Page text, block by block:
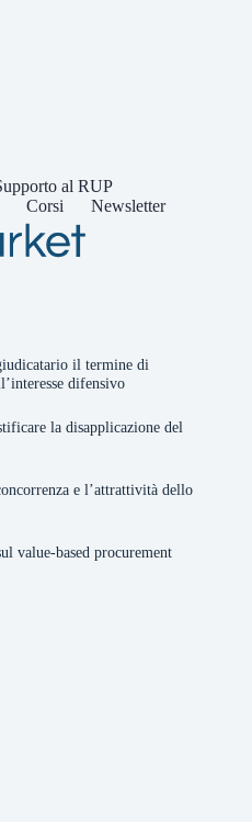
al RUP
Corsi Newsletter
il termine di
difensivo
la disapplicazione del
e l’attrattività dello
value-based procurement